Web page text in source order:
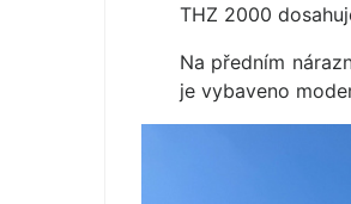
THZ 2000
Na předním
je vybaveno